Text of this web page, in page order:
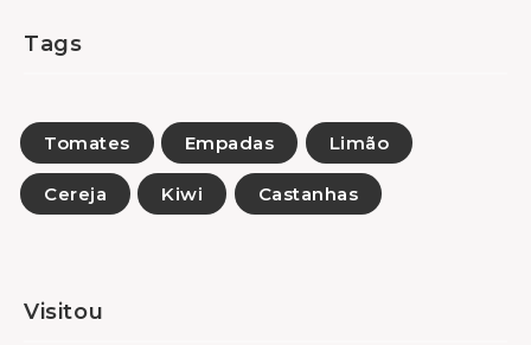
Tags
Tomates Empadas Limão
Cereja Kiwi Castanhas
Visitou